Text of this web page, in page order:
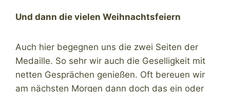
Und dann die vielen Weihnachtsfeiern
Auch hier begegnen uns die zwei Seiten der
Medaille. So sehr wir auch die Geselligkeit mit
netten Gesprächen genießen. Oft bereuen wir
am nächsten Morgen dann doch das ein oder